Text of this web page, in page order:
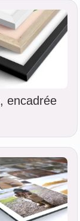
encadrée